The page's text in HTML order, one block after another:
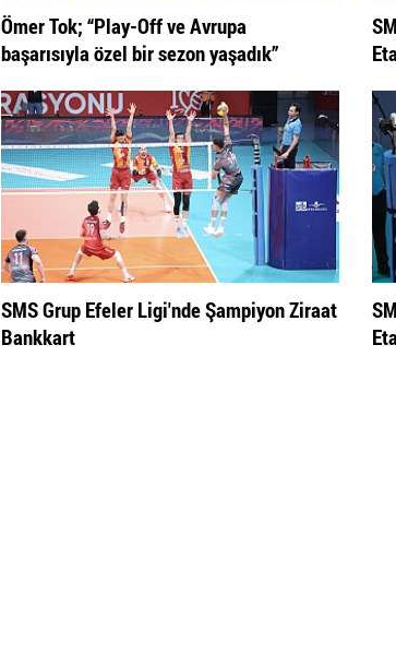
Ömer Tok; “Play-Off ve Avrupa
başarısıyla özel bir sezon yaşadık”
SMS Grup Efeler Ligi'nde Şampiyon Ziraat
Bankkart